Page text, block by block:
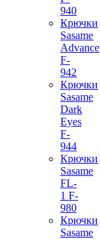
940
Крючки
Sasame
Advance
F-
942
Крючки
Sasame
Dark
Eyes
F-
944
Крючки
Sasame
FL-
1 F-
980
Крючки
Sasame